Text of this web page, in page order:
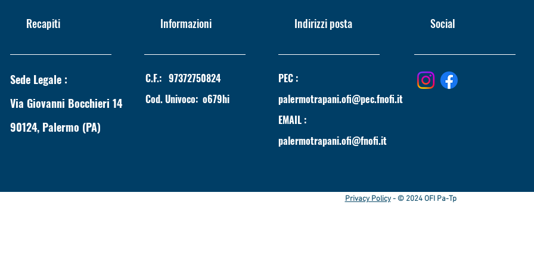
Recapiti
Sede Legale :
Via Giovanni Bocchieri 14
90124, Palermo (PA)
Informazioni
C.F.: 97372750824
Cod. Univoco: o679hi
Indirizzi posta
PEC :
palermotrapani.ofi@pec.fnofi.it
EMAIL :
palermotrapani.ofi@fnofi.it
Social
Privacy Policy- © 2024 OFI Pa-Tp